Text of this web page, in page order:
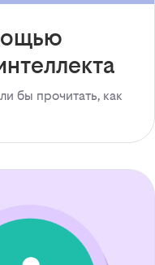
бы прочитать, как